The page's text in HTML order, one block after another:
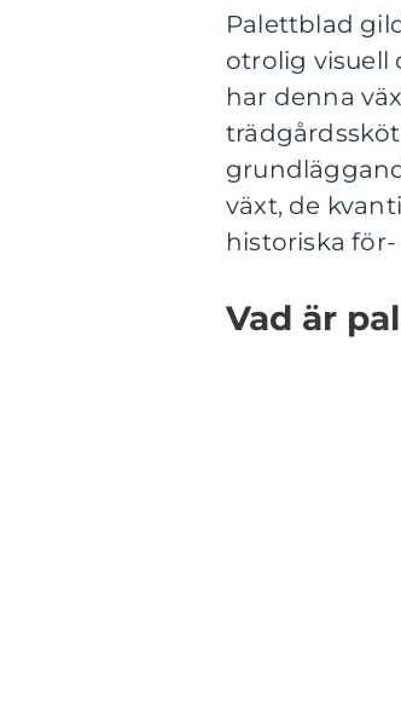
Palettblad
otrolig visuell
har denna
växt, de
historiska
Vad är